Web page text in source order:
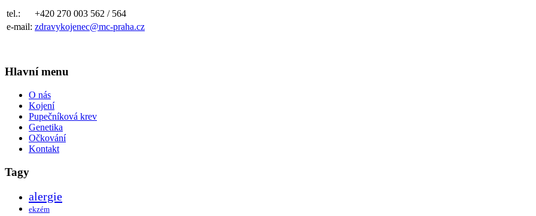
tel.:
+420 270 003 562 / 564
e-mail: zdravykojenec@mc-praha.cz
Hlavní menu
O nás
Kojení
Pupečníková krev
Genetika
Očkování
Kontakt
Tagy
alergie
ekzém